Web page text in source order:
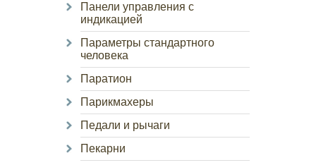
Панели управления с
индикацией
Параметры стандартного
человека
Паратион
Парикмахеры
Педали и рычаги
Пекарни